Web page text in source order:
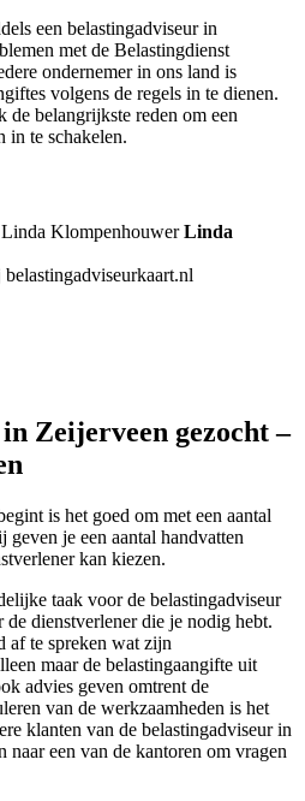
een belastingadviseur in
met de Belastingdienst
ondernemer in ons land is
volgens de regels in te dienen.
belangrijkste reden om een
in te schakelen.
Linda
Zeijerveen gezocht –
is het goed om met een aantal
je een aantal handvatten
kan kiezen.
taak voor de belastingadviseur
dienstverlener die je nodig hebt.
af te spreken wat zijn
maar de belastingaangifte uit
advies geven omtrent de
van de werkzaamheden is het
klanten van de belastingadviseur in
naar een van de kantoren om vragen